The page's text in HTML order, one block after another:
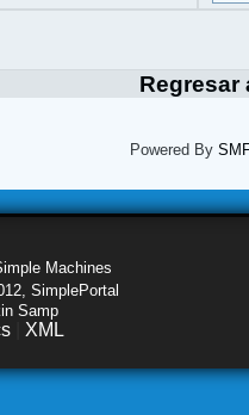
Regresar
Powered By
Machines
SimplePortal
Samp
XML